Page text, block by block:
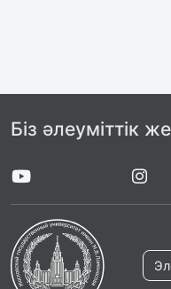
Біз әлеуміттік